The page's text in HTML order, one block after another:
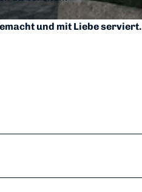
und mit Liebe serviert.